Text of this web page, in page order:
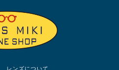
レンズについて